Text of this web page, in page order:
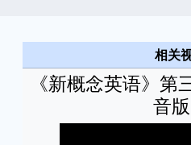
相关
《新概念英语》第
音版